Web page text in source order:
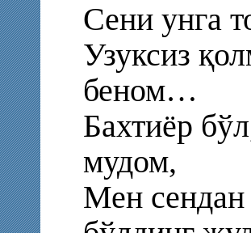
Сени унга
Узуксиз
беном…
Бахтиёр
мудом,
Мен